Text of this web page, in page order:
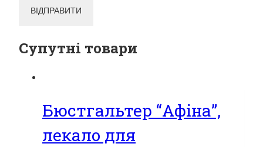
Супутні товари
Бюстгальтер “Афіна”,
лекало для